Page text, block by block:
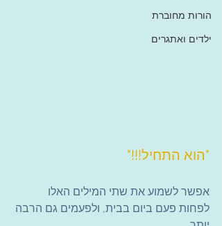
הורות מחוברת
ילדים ואתגרים
"הוא התחיל!!!"
אפשר לשמוע את שתי המילים האלו
לפחות פעם ביום בבית, ולפעמים גם הרבה